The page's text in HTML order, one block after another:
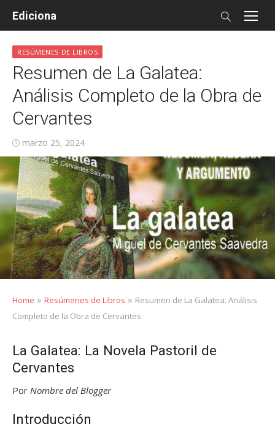
Ediciona
RESÚMENES DE LIBROS
Resumen de La Galatea:
Análisis Completo de la Obra de
Cervantes
Posted
on
marzo 25, 2024
Home » Resúmenes de Libros » Resumen de La Galatea: Análisis
Completo de la Obra de Cervantes
La Galatea: La Novela Pastoril de
Cervantes
Por Nombre del Blogger
Introducción